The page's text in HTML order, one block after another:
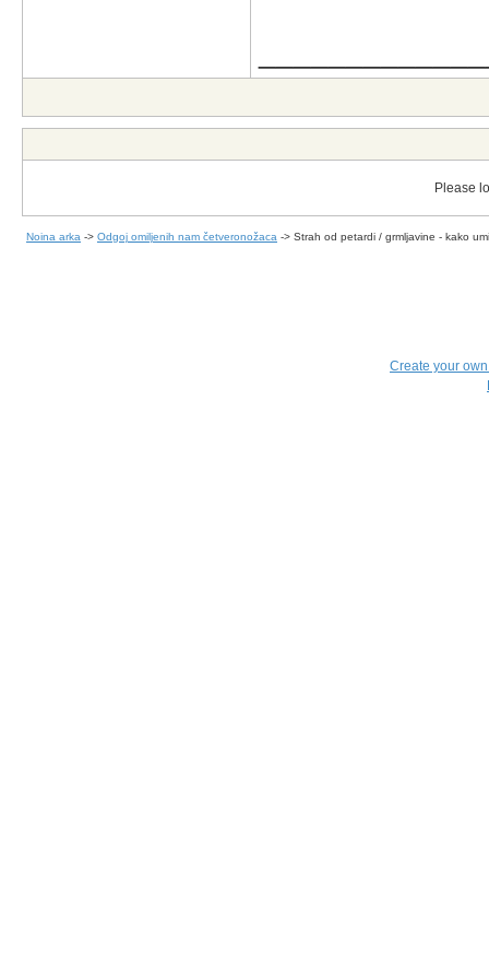
Please
Noina arka -> Odgoj omiljenih nam četveronožaca -> Strah od petardi / grmljavine - kako
Create your